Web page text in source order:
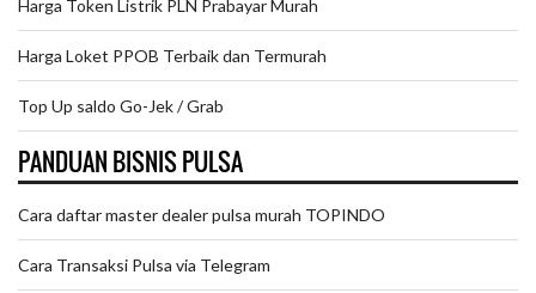
Harga Token Listrik PLN Prabayar Murah
Harga Loket PPOB Terbaik dan Termurah
Top Up saldo Go-Jek / Grab
PANDUAN BISNIS PULSA
Cara daftar master dealer pulsa murah TOPINDO
Cara Transaksi Pulsa via Telegram